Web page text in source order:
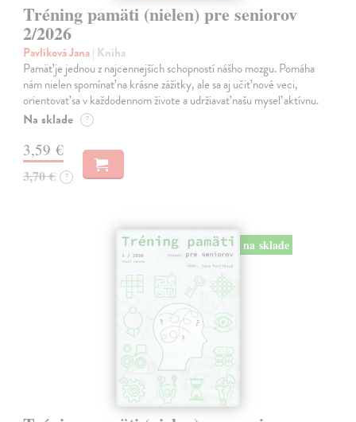
Tréning pamäti (nielen) pre seniorov
2/2026
Pavlíková Jana| Kniha
Pamäť je jednou z najcennejších schopností nášho mozgu. Pomáha
nám nielen spomínať na krásne zážitky, ale sa aj učiť nové veci,
orientovať sa v každodennom živote a udržiavať našu myseľ aktívnu.
Na sklade ?
3,59 €
3,70 € ?
na sklade